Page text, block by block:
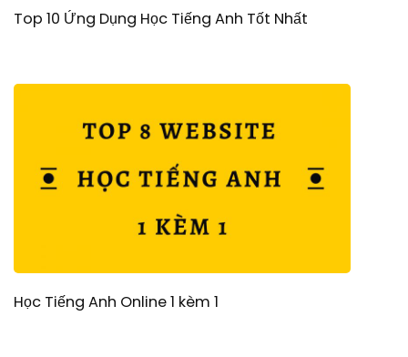
Top 10 Ứng Dụng Học Tiếng Anh Tốt Nhất
Học Tiếng Anh Online 1 kèm 1